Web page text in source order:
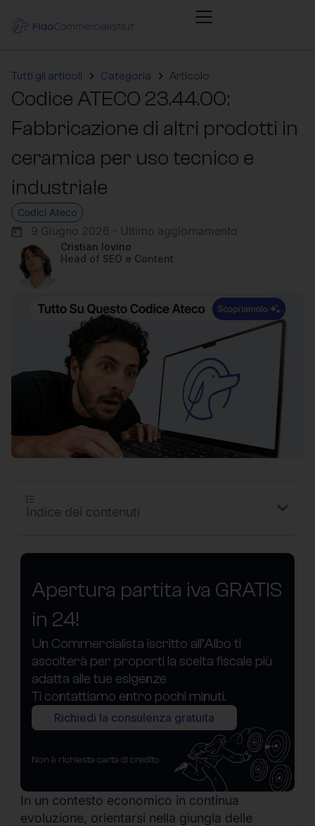
Tutti gli articoli Categoria Articolo
Codice ATECO 23.44.00:
Fabbricazione di altri prodotti in
ceramica per uso tecnico e
industriale
Codici Ateco
9 Giugno 2026 - Ultimo aggiornamento
Cristian Iovino
Head of SEO e Content
Apertura partita iva GRATIS
in 24!
Un Commercialista iscritto all’Albo ti
ascolterà per proporti la scelta fiscale più
adatta alle tue esigenze
Ti contattiamo entro pochi minuti.
Richiedi la consulenza gratuita
Non è richiesta carta di credito
In un contesto economico in continua
evoluzione, orientarsi nella giungla delle
Indice dei contenuti